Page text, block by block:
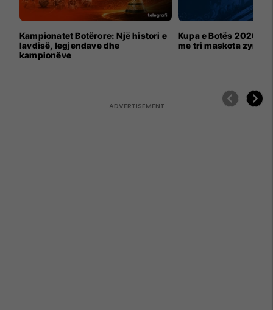
Kampionatet Botërore: Një histori e
lavdisë, legjendave dhe
kampionëve
Kupa e Botës 2026
me tri maskota zyrtare